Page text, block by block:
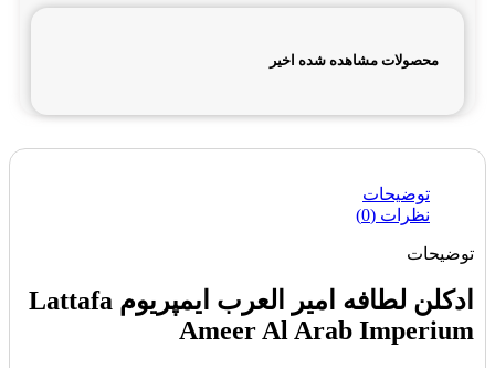
محصولات مشاهده شده اخیر
توضیحات
نظرات (0)
توضیحات
ادکلن لطافه امیر العرب ایمپریوم Lattafa
Ameer Al Arab Imperium